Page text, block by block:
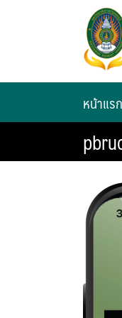
หน้าแรก